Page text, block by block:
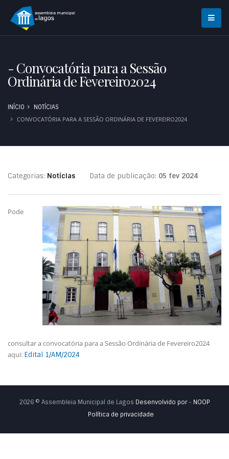
- Convocatória para a Sessão
Ordinária de Fevereiro2024
INÍCIO NOTÍCIAS
CONVOCATÓRIA PARA A SESSÃO ORDINÁRIA DE FEVEREIRO2024
Categorias: Notícias Data de publicação: 05 fev 2024
Pode
consultar a convocatória para a Sessão Ordinária de Fevereiro2024
aqui: Edital 1/AM/2024
2026 © Assembleia Municipal de Lagos Desenvolvido por- NOOP
Política de privacidade